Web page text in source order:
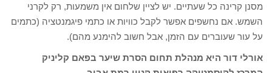
מסנן קרינה כל שעתיים. יש לציין שלחום אין משמעות, רק לקרני
השמש. אם נחשפים אפשר לקבל כוויות או כתמי פיגמנטציה (כתמים
על עור שעוברים עם הזמן, אבל חשוב להימנע מהם).
אורלי דור היא מנהלת תחום הסרת שיער בפאם קליניק